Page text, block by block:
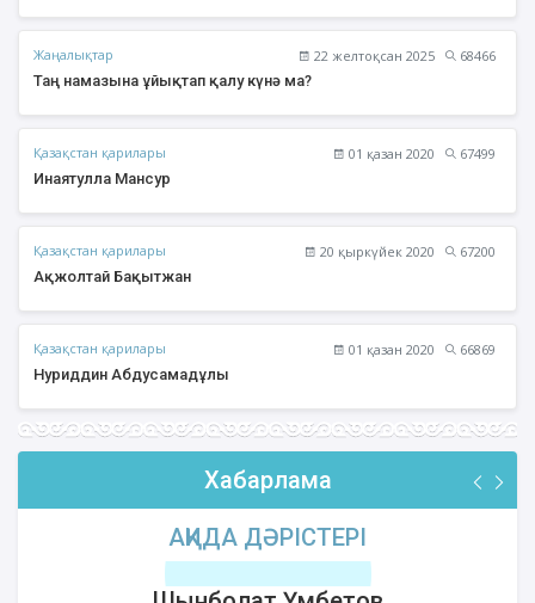
Жаңалықтар 22 желтоқсан 2025
68466
Таң намазына ұйықтап қалу күнә ма?
Қазақстан қарилары 01 қазан 2020
67499
Инаятулла Мансур
Қазақстан қарилары 20 қыркүйек 2020
67200
Ақжолтай Бақытжан
Қазақстан қарилары 01 қазан 2020
66869
Нуриддин Абдусамадұлы
Хабарлама
АҚИДА ДӘРІСТЕРІ